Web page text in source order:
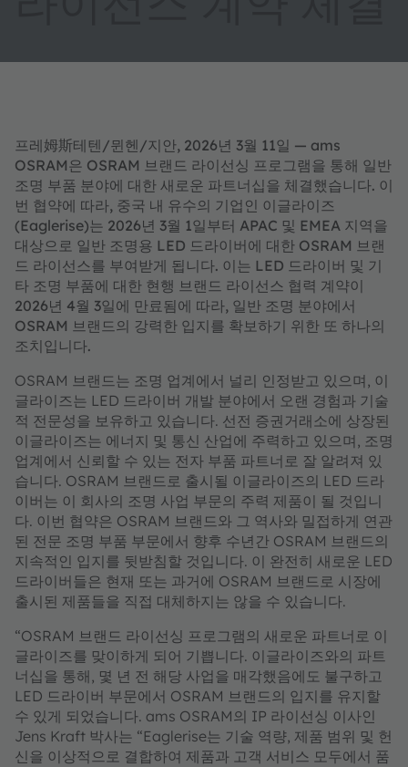
프레姆斯테텐/뮌헨/지안, 2026년 3월 11일 — ams
OSRAM은 OSRAM 브랜드 라이선싱 프로그램을 통해 일반
조명 부품 분야에 대한 새로운 파트너십을 체결했습니다. 이
번 협약에 따라, 중국 내 유수의 기업인 이글라이즈
(Eaglerise)는 2026년 3월 1일부터 APAC 및 EMEA 지역을
대상으로 일반 조명용 LED 드라이버에 대한 OSRAM 브랜
드 라이선스를 부여받게 됩니다. 이는 LED 드라이버 및 기
타 조명 부품에 대한 현행 브랜드 라이선스 협력 계약이
2026년 4월 3일에 만료됨에 따라, 일반 조명 분야에서
OSRAM 브랜드의 강력한 입지를 확보하기 위한 또 하나의
조치입니다.
OSRAM 브랜드는 조명 업계에서 널리 인정받고 있으며, 이
글라이즈는 LED 드라이버 개발 분야에서 오랜 경험과 기술
적 전문성을 보유하고 있습니다. 선전 증권거래소에 상장된
이글라이즈는 에너지 및 통신 산업에 주력하고 있으며, 조명
업계에서 신뢰할 수 있는 전자 부품 파트너로 잘 알려져 있
습니다. OSRAM 브랜드로 출시될 이글라이즈의 LED 드라
이버는 이 회사의 조명 사업 부문의 주력 제품이 될 것입니
다. 이번 협약은 OSRAM 브랜드와 그 역사와 밀접하게 연관
된 전문 조명 부품 부문에서 향후 수년간 OSRAM 브랜드의
지속적인 입지를 뒷받침할 것입니다. 이 완전히 새로운 LED
드라이버들은 현재 또는 과거에 OSRAM 브랜드로 시장에
출시된 제품들을 직접 대체하지는 않을 수 있습니다.
“OSRAM 브랜드 라이선싱 프로그램의 새로운 파트너로 이
글라이즈를 맞이하게 되어 기쁩니다. 이글라이즈와의 파트
너십을 통해, 몇 년 전 해당 사업을 매각했음에도 불구하고
LED 드라이버 부문에서 OSRAM 브랜드의 입지를 유지할
수 있게 되었습니다. ams OSRAM의 IP 라이선싱 이사인
Jens Kraft 박사는 “Eaglerise는 기술 역량, 제품 범위 및 헌
신을 이상적으로 결합하여 제품과 고객 서비스 모두에서 품